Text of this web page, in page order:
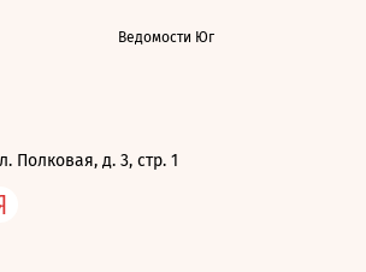
Ведомости Юг
Полковая, д. 3, стр. 1